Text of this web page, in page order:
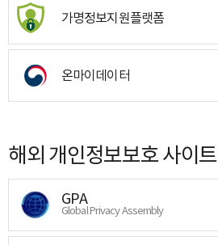
가명정보지원플랫폼
온마이데이터
해외 개인정보보호 사이트
GPA
Global Privacy Assembly